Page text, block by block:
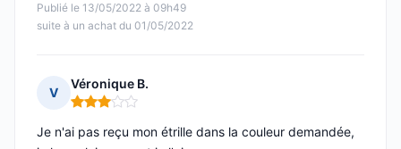
Publié le 13/05/2022 à 09h49
suite à un achat du 01/05/2022
V
Véronique B.
Note : 3 sur 5
Je n'ai pas reçu mon étrille dans la couleur demandée,